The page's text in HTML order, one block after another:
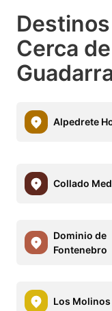
Cerca
Alpedrete
Collado
Dominio de
Fontenebro
Los Molinos